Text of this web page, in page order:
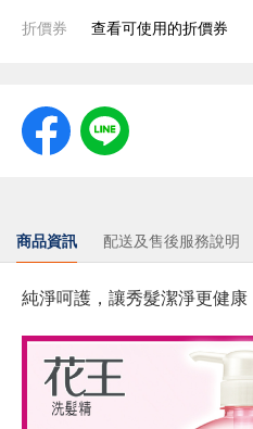
折價券 查看可使用的折價券
商品資訊 配送及售後服務說明
純淨呵護，讓秀髮潔淨更健康